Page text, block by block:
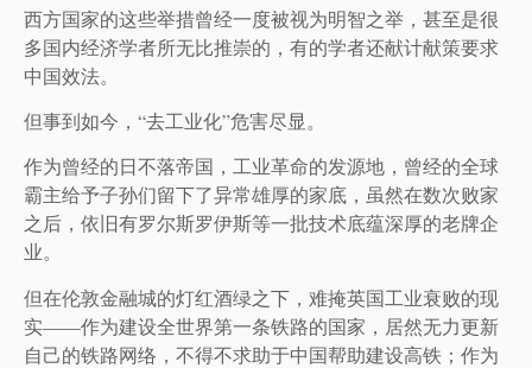
西方国家的这些举措曾经一度被视为明智之举，甚至是很
多国内经济学者所无比推崇的，有的学者还献计献策要求
中国效法。
但事到如今，“去工业化”危害尽显。
作为曾经的日不落帝国，工业革命的发源地，曾经的全球
霸主给予子孙们留下了异常雄厚的家底，虽然在数次败家
之后，依旧有罗尔斯罗伊斯等一批技术底蕴深厚的老牌企
业。
但在伦敦金融城的灯红酒绿之下，难掩英国工业衰败的现
实——作为建设全世界第一条铁路的国家，居然无力更新
自己的铁路网络，不得不求助于中国帮助建设高铁；作为